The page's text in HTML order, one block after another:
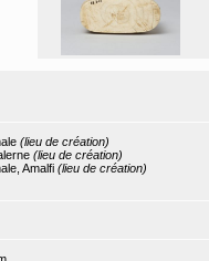
(lieu de création)
(lieu de création)
Amalfi (lieu de création)